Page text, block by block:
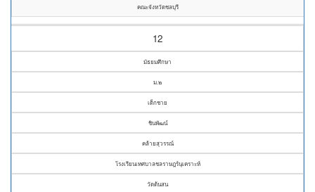
คณะจังหวัดชลบุรี
12
มัธยมศึกษา
ม.๒
เด็กชาย
ชินพัฒน์
คล้ายสุวรรณ์
โรงเรียนเทศบาลชลราษฎร์นุเคราะห์
วัดต้นสน